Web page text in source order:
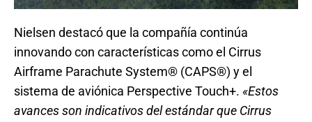
Nielsen destacó que la compañía continúa
innovando con características como el Cirrus
Airframe Parachute System® (CAPS®) y el
sistema de aviónica Perspective Touch+. «Estos
avances son indicativos del estándar que Cirrus